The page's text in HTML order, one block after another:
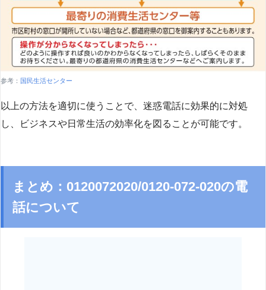
参考： 国民生活センター
以上の方法を適切に使うことで、迷惑電話に効果的に対処
し、ビジネスや日常生活の効率化を図ることが可能です。
まとめ：0120072020/0120-072-020の電
話について